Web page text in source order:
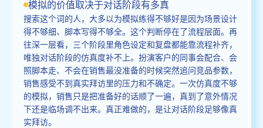
模拟的价值取决于对话阶段有多真
搜索这个词的人，大多以为模拟练得不够好是因为场景设计
得不够细、脚本写得不够全。这个判断停在了流程层面。再
往深一层看，三个阶段里角色设定和复盘都能靠流程补齐，
唯独对话阶段的仿真度补不上。扮演客户的同事会配合、会
照脚本走、不会在销售最没准备的时候突然追问竞品参数，
销售感受不到真实拜访里的压力和不确定。一次仿真度不够
的模拟，销售只是把准备好的话顺了一遍，真到了意外情况
下还是临场调不出来。真正难做的，是让对话阶段足够像真
实拜访。